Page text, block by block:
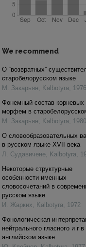
We recommend
О “возвратных”
старобелорусском языке
М. Закарьян, Kalbotyra, 1976
Фонемный состав корневых
морфем в
М. Закарьян, Kalbotyra, 1980
О словообразовательных
в русском языке XVII века
Л. Cудавичене, Kalbotyra,
Некоторые структурные
особенности именных
словосочетаний в
русском языке
И. Жарких, Kalbotyra, 1972
Фонологическая
нейтрального гласного и r в
английском языке